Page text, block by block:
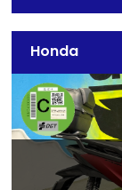
Honda